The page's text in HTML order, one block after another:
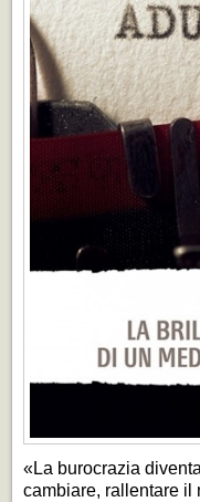
«La burocrazia
cambiare, rallentare il